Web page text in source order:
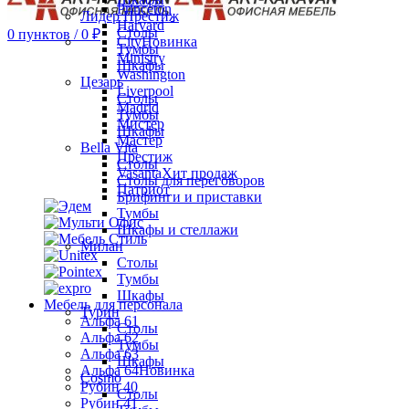
0 пунктов / 0 ₽
Princeton
Harvard
CityНовинка
Ministry
Washington
Liverpool
Madrid
Мистер
Мастер
Престиж
VasantaХит продаж
Патриот
Мебель для персонала
Альфа 61
Альфа 62
Альфа 63
Альфа 64Новинка
Рубин 40
Рубин 41
Лидер Престиж
Столы
Тумбы
Шкафы
Цезарь
Столы
Тумбы
Шкафы
Bella Vita
Столы
Столы для переговоров
Брифинги и приставки
Тумбы
Шкафы и стеллажи
Милан
Столы
Тумбы
Шкафы
Турин
Столы
Тумбы
Шкафы
Cosmo
Столы